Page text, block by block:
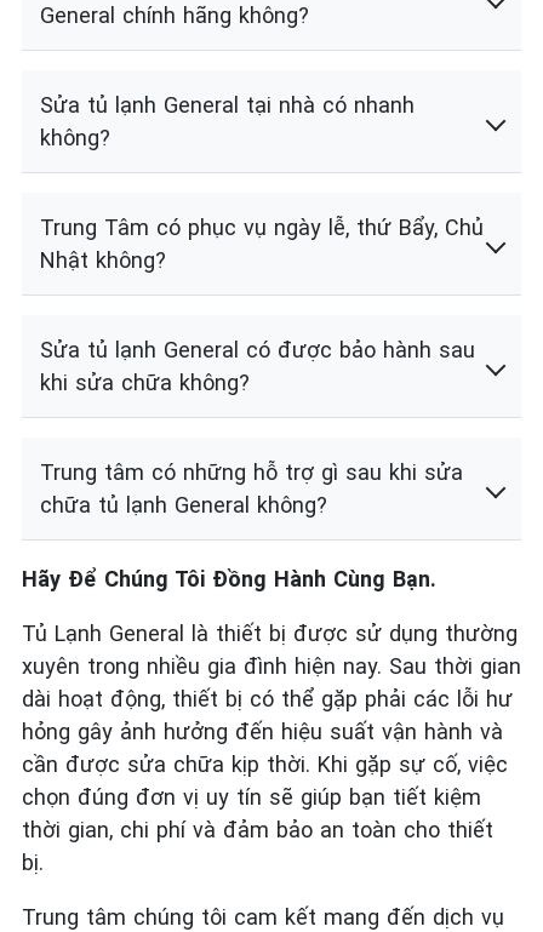
General chính hãng không?
Sửa tủ lạnh General tại nhà có nhanh
không?
Trung Tâm có phục vụ ngày lễ, thứ Bẩy, Chủ
Nhật không?
Sửa tủ lạnh General có được bảo hành sau
khi sửa chữa không?
Trung tâm có những hỗ trợ gì sau khi sửa
chữa tủ lạnh General không?
Hãy Để Chúng Tôi Đồng Hành Cùng Bạn.
Tủ Lạnh General là thiết bị được sử dụng thường
xuyên trong nhiều gia đình hiện nay. Sau thời gian
dài hoạt động, thiết bị có thể gặp phải các lỗi hư
hỏng gây ảnh hưởng đến hiệu suất vận hành và
cần được sửa chữa kịp thời. Khi gặp sự cố, việc
chọn đúng đơn vị uy tín sẽ giúp bạn tiết kiệm
thời gian, chi phí và đảm bảo an toàn cho thiết
bị.
Trung tâm chúng tôi cam kết mang đến dịch vụ